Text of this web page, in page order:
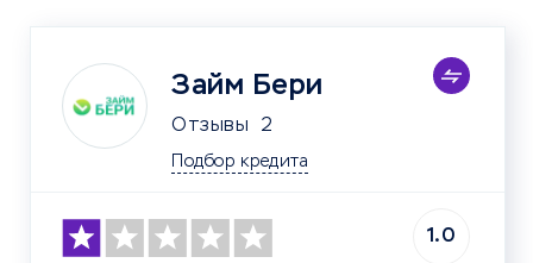
Займ Бери
Отзывы 2
Подбор кредита
1.0